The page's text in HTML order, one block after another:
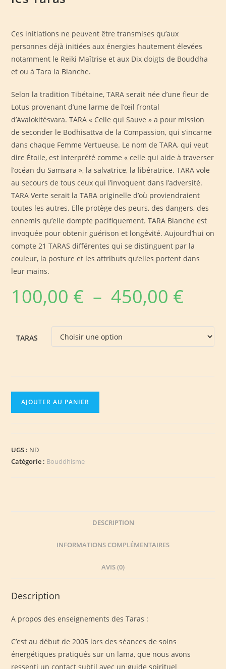
Ces initiations ne peuvent être transmises qu’aux
personnes déjà initiées aux énergies hautement élevées
notamment le Reiki Maîtrise et aux Dix doigts de Bouddha
et ou à Tara la Blanche.
Selon la tradition Tibétaine, TARA serait née d’une fleur de
Lotus provenant d’une larme de l’œil frontal
d’Avalokitésvara. TARA « Celle qui Sauve » a pour mission
de seconder le Bodhisattva de la Compassion, qui s’incarne
dans chaque Femme Vertueuse. Le nom de TARA, qui veut
dire Étoile, est interprété comme « celle qui aide à traverser
l’océan du Samsara », la salvatrice, la libératrice. TARA vole
au secours de tous ceux qui l’invoquent dans l’adversité.
TARA Verte serait la TARA originelle d’où proviendraient
toutes les autres. Elle protège des peurs, des dangers, des
ennemis qu’elle dompte pacifiquement. TARA Blanche est
invoquée pour obtenir guérison et longévité. Aujourd’hui on
compte 21 TARAS différentes qui se distinguent par la
couleur, la posture et les attributs qu’elles portent dans
leur mains.
100,00 € – 450,00 €
450,00 €
TARAS
quantité
AJOUTER AU PANIER
UGS : ND
Catégorie : Bouddhisme
DESCRIPTION
INFORMATIONS COMPLÉMENTAIRES
AVIS (0)
Description
A propos des enseignements des Taras :
C’est au début de 2005 lors des séances de soins
énergétiques pratiqués sur un lama, que nous avons
ressenti un contact subtil avec un guide spirituel